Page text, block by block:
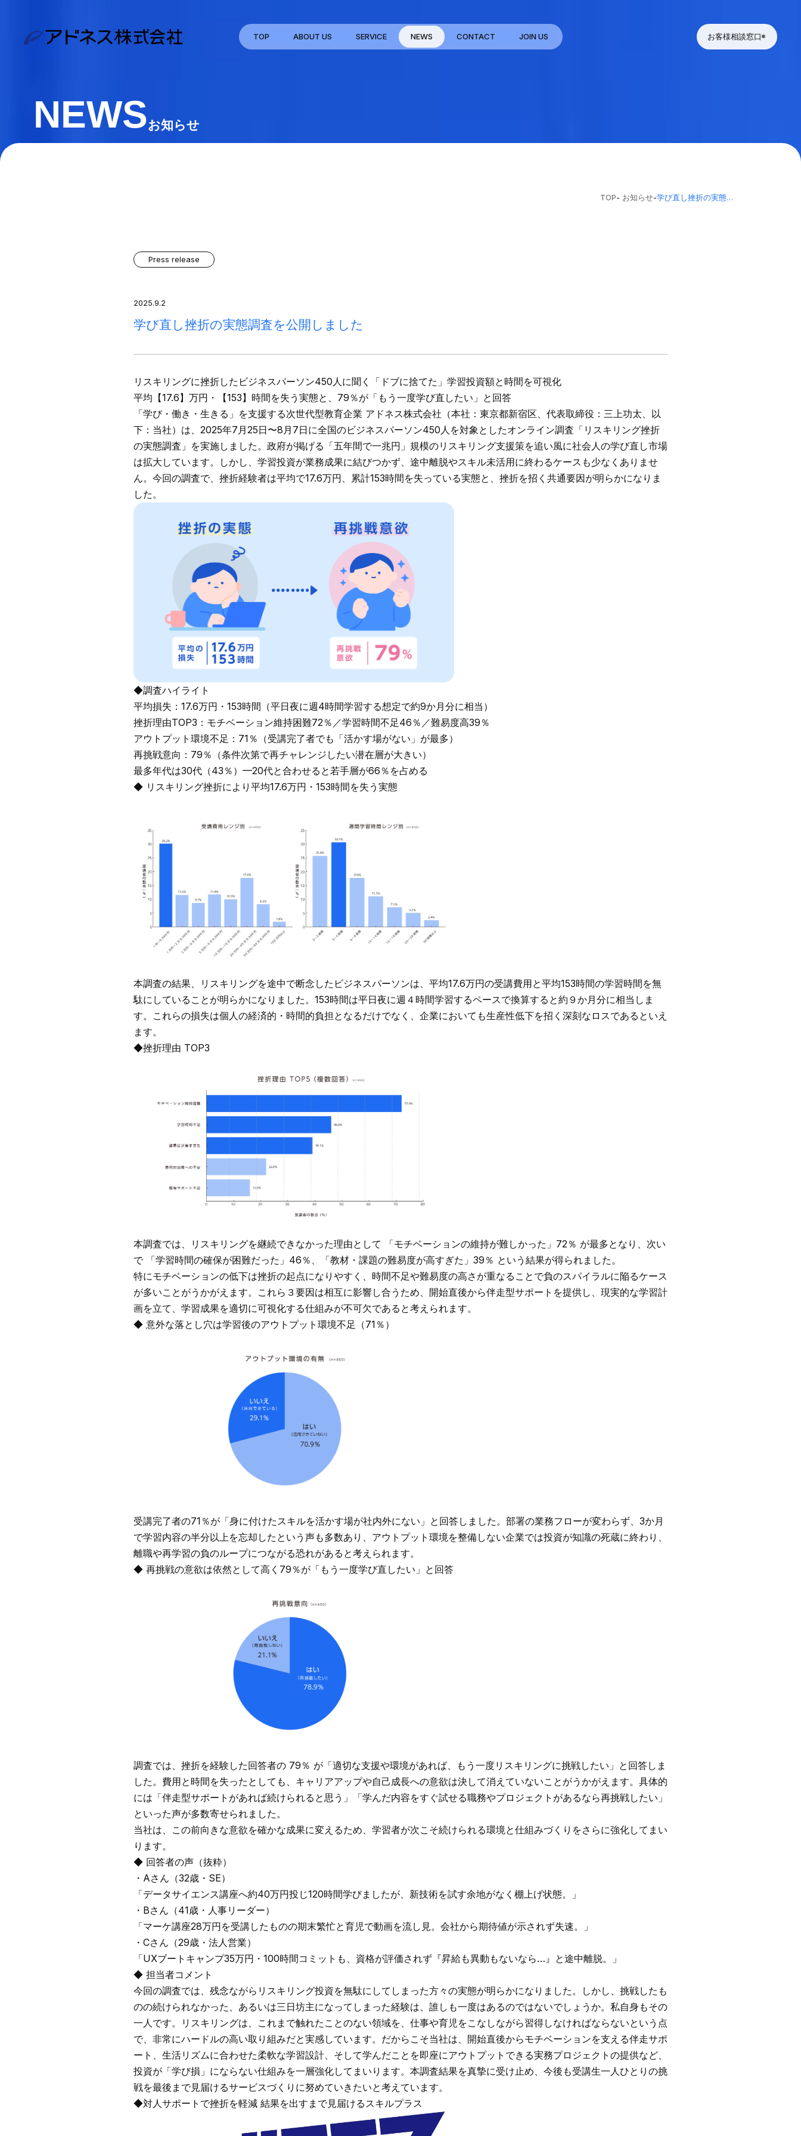
TOP ABOUT US SERVICE NEWS CONTACT JOIN US お客様相談窓口
NEWSお知らせ
TOP- お知らせ- 学び直し挫折の実態調査を公開しました
Press release
2025.9.2
学び直し挫折の実態調査を公開しました
リスキリングに挫折したビジネスパーソン450人に聞く「ドブに捨てた」学習投資額と時間を可視化
平均【17.6】万円・【153】時間を失う実態と、79％が「もう一度学び直したい」と回答
「学び・働き・生きる」を支援する次世代型教育企業 アドネス株式会社（本社：東京都新宿区、代表取締役：三上功太、以
下：当社）は、2025年7月25日〜8月7日に全国のビジネスパーソン450人を対象としたオンライン調査「リスキリング挫折
の実態調査」を実施しました。政府が掲げる「五年間で一兆円」規模のリスキリング支援策を追い風に社会人の学び直し市場
は拡大しています。しかし、学習投資が業務成果に結びつかず、途中離脱やスキル未活用に終わるケースも少なくありませ
ん。今回の調査で、挫折経験者は平均で17.6万円、累計153時間を失っている実態と、挫折を招く共通要因が明らかになりま
した。
◆調査ハイライト
平均損失：17.6万円・153時間（平日夜に週4時間学習する想定で約9か月分に相当）
挫折理由TOP3：モチベーション維持困難72％／学習時間不足46％／難易度高39％
アウトプット環境不足：71％（受講完了者でも「活かす場がない」が最多）
再挑戦意向：79％（条件次第で再チャレンジしたい潜在層が大きい）
最多年代は30代（43％）—20代と合わせると若手層が66％を占める
◆ リスキリング挫折により平均17.6万円・153時間を失う実態
本調査の結果、リスキリングを途中で断念したビジネスパーソンは、平均17.6万円の受講費用と平均153時間の学習時間を無
駄にしていることが明らかになりました。153時間は平日夜に週４時間学習するペースで換算すると約９か月分に相当しま
す。これらの損失は個人の経済的・時間的負担となるだけでなく、企業においても生産性低下を招く深刻なロスであるといえ
ます。
◆挫折理由 TOP3
本調査では、リスキリングを継続できなかった理由として 「モチベーションの維持が難しかった」72％ が最多となり、次い
で 「学習時間の確保が困難だった」46％、「教材・課題の難易度が高すぎた」39％ という結果が得られました。
特にモチベーションの低下は挫折の起点になりやすく、時間不足や難易度の高さが重なることで負のスパイラルに陥るケース
が多いことがうかがえます。これら３要因は相互に影響し合うため、開始直後から伴走型サポートを提供し、現実的な学習計
画を立て、学習成果を適切に可視化する仕組みが不可欠であると考えられます。
◆ 意外な落とし穴は学習後のアウトプット環境不足（71％）
受講完了者の71％が「身に付けたスキルを活かす場が社内外にない」と回答しました。部署の業務フローが変わらず、3か月
で学習内容の半分以上を忘却したという声も多数あり、アウトプット環境を整備しない企業では投資が知識の死蔵に終わり、
離職や再学習の負のループにつながる恐れがあると考えられます。
◆ 再挑戦の意欲は依然として高く79％が「もう一度学び直したい」と回答
調査では、挫折を経験した回答者の 79％ が「適切な支援や環境があれば、もう一度リスキリングに挑戦したい」と回答しま
した。費用と時間を失ったとしても、キャリアアップや自己成長への意欲は決して消えていないことがうかがえます。具体的
には「伴走型サポートがあれば続けられると思う」「学んだ内容をすぐ試せる職務やプロジェクトがあるなら再挑戦したい」
といった声が多数寄せられました。
当社は、この前向きな意欲を確かな成果に変えるため、学習者が次こそ続けられる環境と仕組みづくりをさらに強化してまい
ります。
◆ 回答者の声（抜粋）
・Aさん（32歳・SE）
「データサイエンス講座へ約40万円投じ120時間学びましたが、新技術を試す余地がなく棚上げ状態。」
・Bさん（41歳・人事リーダー）
「マーケ講座28万円を受講したものの期末繁忙と育児で動画を流し見。会社から期待値が示されず失速。」
・Cさん（29歳・法人営業）
「UXブートキャンプ35万円・100時間コミットも、資格が評価されず『昇給も異動もないなら…』と途中離脱。」
◆ 担当者コメント
今回の調査では、残念ながらリスキリング投資を無駄にしてしまった方々の実態が明らかになりました。しかし、挑戦したも
のの続けられなかった、あるいは三日坊主になってしまった経験は、誰しも一度はあるのではないでしょうか。私自身もその
一人です。リスキリングは、これまで触れたことのない領域を、仕事や育児をこなしながら習得しなければならないという点
で、非常にハードルの高い取り組みだと実感しています。だからこそ当社は、開始直後からモチベーションを支える伴走サポ
ート、生活リズムに合わせた柔軟な学習設計、そして学んだことを即座にアウトプットできる実務プロジェクトの提供など、
投資が「学び損」にならない仕組みを一層強化してまいります。本調査結果を真摯に受け止め、今後も受講生一人ひとりの挑
戦を最後まで見届けるサービスづくりに努めていきたいと考えています。
◆対人サポートで挫折を軽減 結果を出すまで見届けるスキルプラス